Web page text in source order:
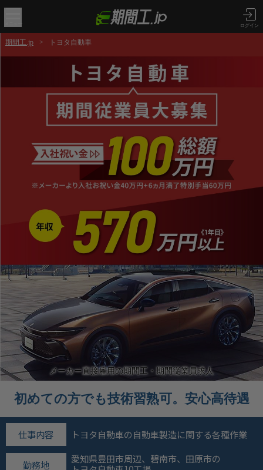
メニュー ログイン
期間工.jp > トヨタ自動車
メーカー直接雇用の期間工・期間従業員求人
初めての方でも技術習熟可。安心高待遇
仕事内容 トヨタ自動車の自動車製造に関する各種作業
勤務地
愛知県豊田市周辺、碧南市、田原市の